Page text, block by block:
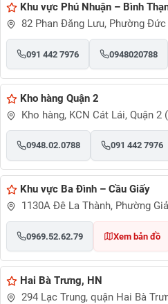
Khu vực Phú Nhuận – Bình
82 Phan Đăng Lưu, Phường Đức
091 442 7976 0948020788
Kho hàng Quận 2
Kho hàng, KCN Cát Lái, Quận
0948.02.0788 091 442 7976
Khu vực Ba Đình – Cầu Giấy
1130A Đê La Thành, Phường
0969.52.62.79 Xem bản đồ
Hai Bà Trưng, HN
294 Lạc Trung, quận Hai Bà